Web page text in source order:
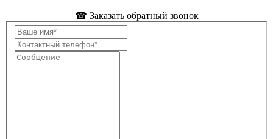
☎ Заказать обратный звонок